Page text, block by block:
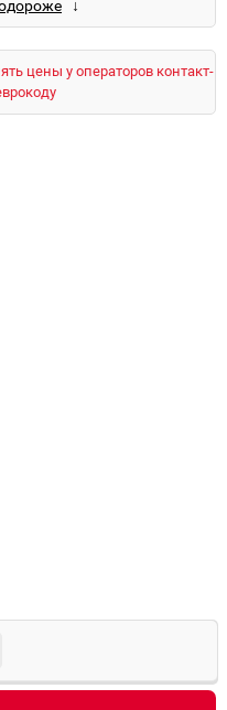
цены у операторов контакт-